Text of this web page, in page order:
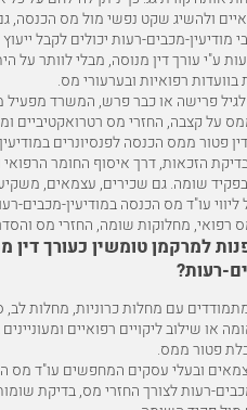
ולהשיג שקט נפשי מול מס הכנסה,
מודיעין-מכבים-רעות יכולים לקבל
ע"י עורך דין מנוסה, מבלי לוותר על
רפואיות ובערעורי מס.
פרישה או כבר פרש, המשרד מפעיל
על קצבה, החזרי מס רטרואקטיביים
פטור ממס הכנסה לפנסיונרים
הזכאות, דרך איסוף החומר הרפואי
שומה. גם שכירים, עצמאים,
ליווי עו"ד מס הכנסה במודיעין-מכבים-
רפואי, מחלוקות שומה, החזרי מס
למרקמן טומשין כעורך דין
רעות?
עם מחלות כרוניות, מחלות לב,
או שילוב ליקויים רפואיים
פטור ממס.
ובעלי עסקים המחפשים עו"ד מס
רעות לצורך החזרי מס, בדיקת